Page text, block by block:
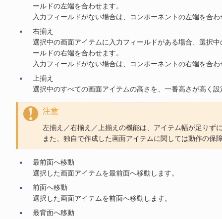
ールドの左端を合わせます。
入力フィールドがない場合は、コンポーネントの左端を合わ
右揃え
選択中の画面アイテムに入力フィールドがある場合、選択
ールドの右端を合わせます。
入力フィールドがない場合は、コンポーネントの右端を合わ
上揃え
選択中のすべての画面アイテムの高さを、一番高さが高く
注意
左揃え／右揃え／上揃えの機能は、アイテム幅が足りず
また、独自で作成した画面アイテムに関しては動作の保
最前面へ移動
選択した画面アイテムを最前面へ移動します。
前面へ移動
選択した画面アイテムを前面へ移動します。
最背面へ移動